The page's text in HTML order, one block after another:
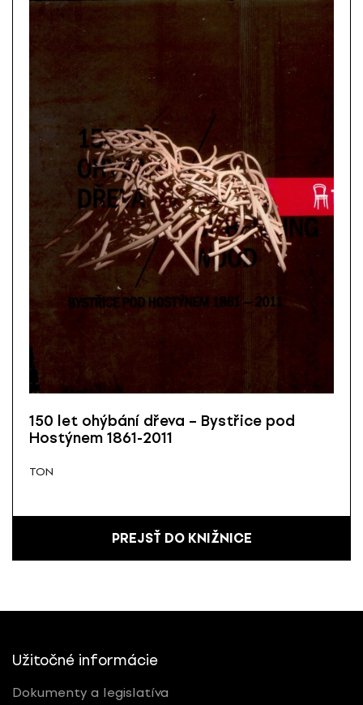
150 let ohýbání dřeva – Bystřice pod
Hostýnem 1861-2011
TON
PREJSŤ DO KNIŽNICE
Užitočné informácie
Dokumenty a legislatíva